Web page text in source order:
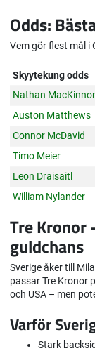
Odds:
Vem gör flest mål i
Skyytekung odds
Nathan
Auston Matthews
Connor McDavid
Timo Meier
Leon Draisaitl
William Nylander
Tre Kronor
guldchans
Sverige åker till
passar Tre Kronor
och USA – men
Varför
Stark